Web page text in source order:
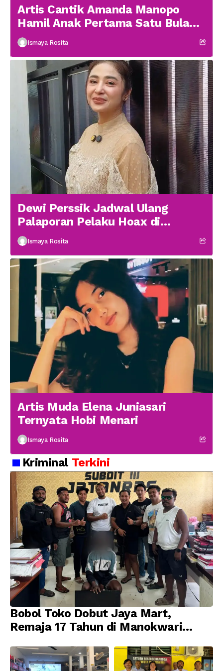
Artis Cantik Amanda Manopo
Hamil Anak Pertama Satu Bulan
menikah
Ismaya Rosita
Dewi Perssik Jadwal Ulang
Palaporan Pelaku Hoax di
Medsos
Ismaya Rosita
Artis Muda Elena Juniasari
Ternyata Hobi Menari
Ismaya Rosita
Kriminal Terkini
Bobol Toko Dobut Jaya Mart,
Remaja 17 Tahun di Manokwari
Jatanras Polda Papua Barat